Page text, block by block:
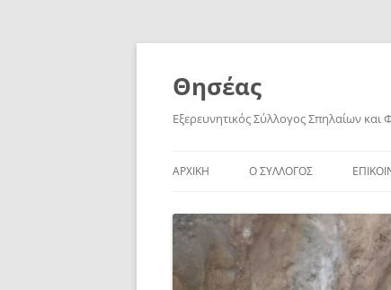
Skip
Θησέας
Εξερευνητικός Σύλλογος Σπηλαίων και
ΑΡΧΙΚΗ Ο ΣΥΛΛΟΓΟΣ